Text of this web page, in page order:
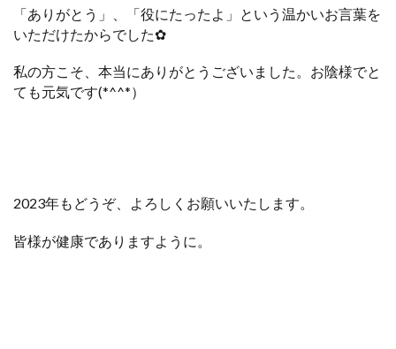
「ありがとう」、「役にたったよ」という温かいお言葉を
いただけたからでした✿
私の方こそ、本当にありがとうございました。 お陰様でと
ても元気です(*^^*）
2023年もどうぞ、よろしくお願いいたします。
皆様が健康でありますように。